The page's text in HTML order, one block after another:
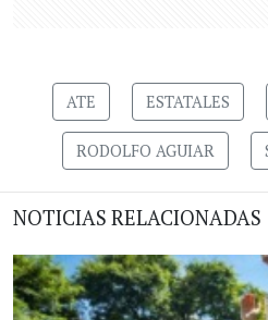
ATE ESTATALES
RODOLFO AGUIAR
NOTICIAS RELACIONADAS